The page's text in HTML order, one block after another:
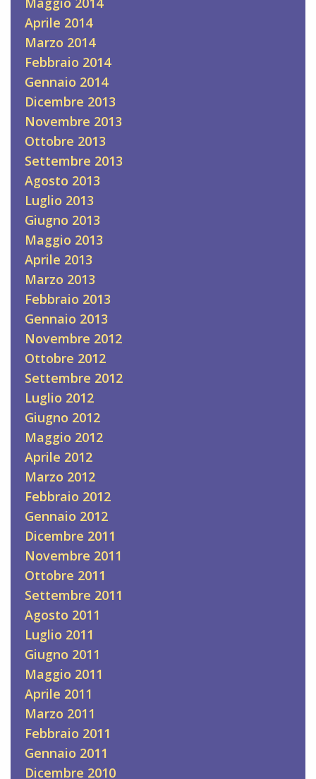
Aprile 2014
Marzo 2014
Febbraio 2014
Gennaio 2014
Dicembre 2013
Novembre 2013
Ottobre 2013
Settembre 2013
Agosto 2013
Luglio 2013
Giugno 2013
Maggio 2013
Aprile 2013
Marzo 2013
Febbraio 2013
Gennaio 2013
Novembre 2012
Ottobre 2012
Settembre 2012
Luglio 2012
Giugno 2012
Maggio 2012
Aprile 2012
Marzo 2012
Febbraio 2012
Gennaio 2012
Dicembre 2011
Novembre 2011
Ottobre 2011
Settembre 2011
Agosto 2011
Luglio 2011
Giugno 2011
Maggio 2011
Aprile 2011
Marzo 2011
Febbraio 2011
Gennaio 2011
Dicembre 2010